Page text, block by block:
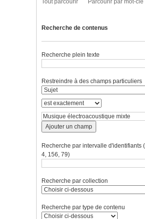
Tout parcourir Parcourir par mot-clé
Recherche de contenus
Recherche plein texte
Restreindre à des champs particuliers
Ajouter un champ
Recherche par intervalle d'identifiants
4, 156, 79)
Recherche par collection
Recherche par type de contenu